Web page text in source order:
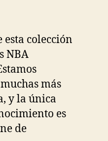
esta colección
NBA
más
y la única
es
de